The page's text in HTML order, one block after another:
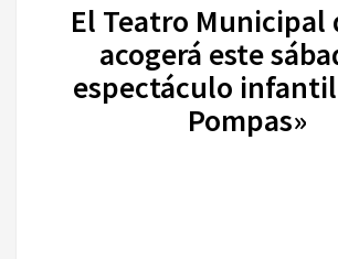
El Teatro Municipal
acogerá este
espectáculo
Pompas»